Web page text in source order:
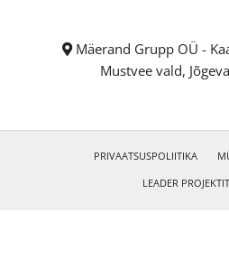
Mäerand Grupp OÜ -
Mustvee vald,
PRIVAATSUSPOLIITIKA
LEADER